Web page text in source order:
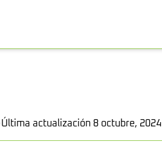
Última actualización 8 octubre, 2024